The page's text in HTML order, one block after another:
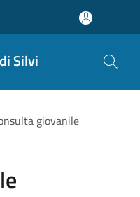
Silvi
giovanile